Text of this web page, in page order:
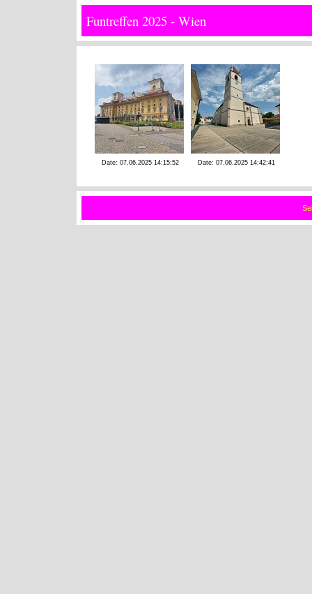
Funtreffen 2025 - Wien
Date: 07.06.2025 14:15:52 Date: 07.06.2025 14:42:41